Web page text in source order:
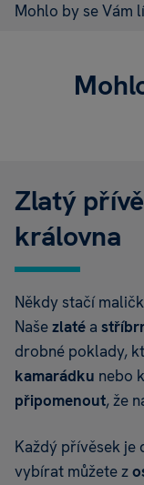
Mohlo by se Vám
Zlatý
královna
Někdy stačí
Našezlaté a
drobné poklady,
kamarádku nebo
připomenout, že
Každý přívěsek je
vybírat můžete z